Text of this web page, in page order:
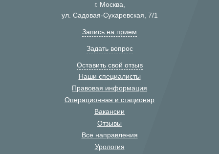
г. Москва,
ул. Садовая-Сухаревская, 7/1
Запись на прием
Задать вопрос
Оставить свой отзыв
Наши специалисты
Правовая информация
Операционная и стационар
Вакансии
Отзывы
Все направления
Урология